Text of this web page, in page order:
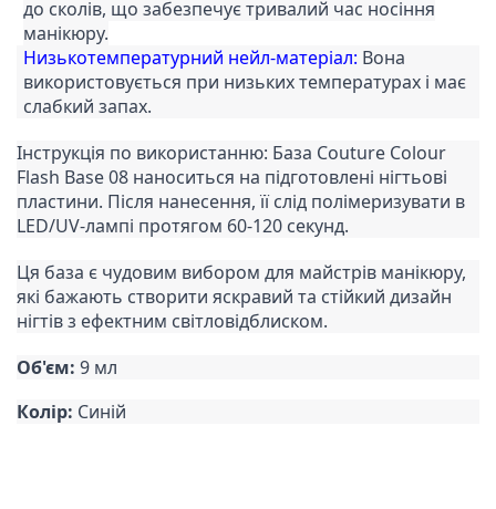
до сколів, що забезпечує тривалий час носіння
манікюру.
Низькотемпературний нейл-матеріал: Вона
використовується при низьких температурах і має
слабкий запах.
Інструкція по використанню: База Couture Colour
Flash Base 08 наноситься на підготовлені нігтьові
пластини. Після нанесення, її слід полімеризувати в
LED/UV-лампі протягом 60-120 секунд.
Ця база є чудовим вибором для майстрів манікюру,
які бажають створити яскравий та стійкий дизайн
нігтів з ефектним світловідблиском.
Об'єм: 9 мл
Колір: Синій